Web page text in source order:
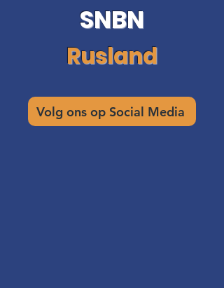
SNBN
Rusland
Volg ons op Social Media